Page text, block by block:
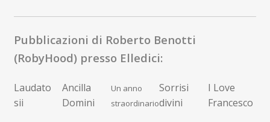
Pubblicazioni di Roberto Benotti
(RobyHood) presso Elledici:
Laudato
sii
Ancilla
Domini
Un anno
straordinario
Sorrisi
divini
I Love
Francesco